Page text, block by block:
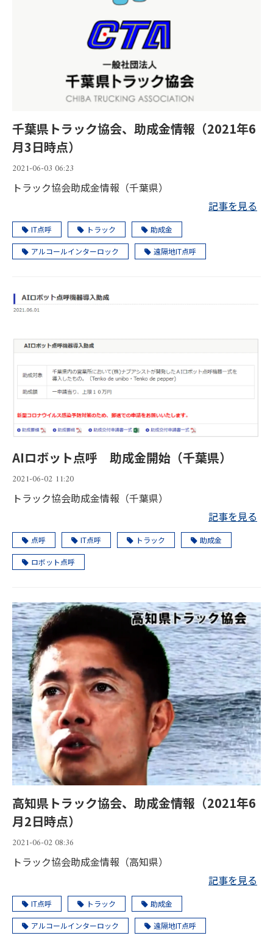
千葉県トラック協会、助成金情報（2021年6
月3日時点）
2021-06-03 06:23
トラック協会助成金情報（千葉県）
記事を見る
IT点呼 トラック 助成金
アルコールインターロック 遠隔地IT点呼
AIロボット点呼 助成金開始（千葉県）
2021-06-02 11:20
トラック協会助成金情報（千葉県）
記事を見る
点呼 IT点呼 トラック 助成金
ロボット点呼
高知県トラック協会、助成金情報（2021年6
月2日時点）
2021-06-02 08:36
トラック協会助成金情報（高知県）
記事を見る
IT点呼 トラック 助成金
アルコールインターロック 遠隔地IT点呼